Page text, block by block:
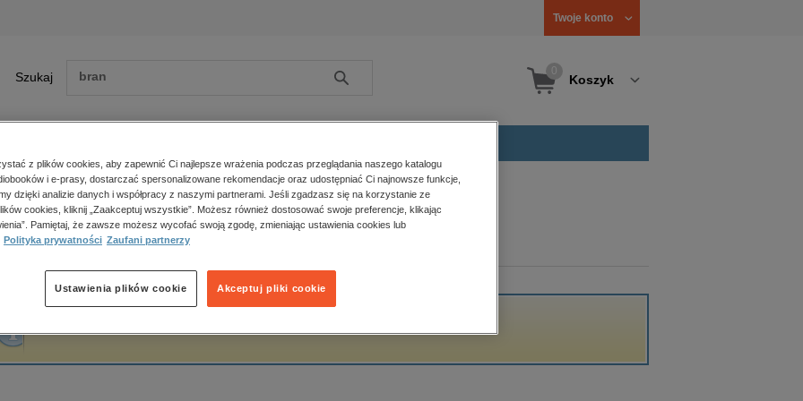
Twoje konto
Szukaj Szukaj Koszyk
Zobacz wszystkie E-prasa
polityka, społeczno-informacyjne
psychologiczne
popularno-naukowe
historia
główna Aleksander Bremer
Bremer
z plików cookies, aby zapewnić Ci najlepsze wrażenia podczas przeglądania naszego katalogu
i e-prasy, dostarczać spersonalizowane rekomendacje oraz udostępniać Ci najnowsze funkcje,
dzięki analizie danych i współpracy z naszymi partnerami. Jeśli zgadzasz się na korzystanie ze
cookies, kliknij „Zaakceptuj wszystkie”. Możesz również dostosować swoje preferencje, klikając
Pamiętaj, że zawsze możesz wycofać swoją zgodę, zmieniając ustawienia cookies lub
Polityka prywatności Zaufani partnerzy
Akceptuj pliki cookie
Ustawienia plików cookie